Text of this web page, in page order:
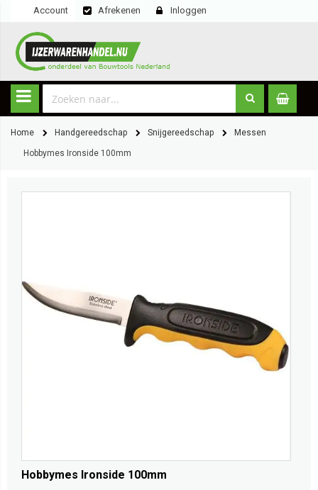
Account Afrekenen Inloggen
Home Handgereedschap Snijgereedschap Messen
Hobbymes Ironside 100mm
Hobbymes Ironside 100mm